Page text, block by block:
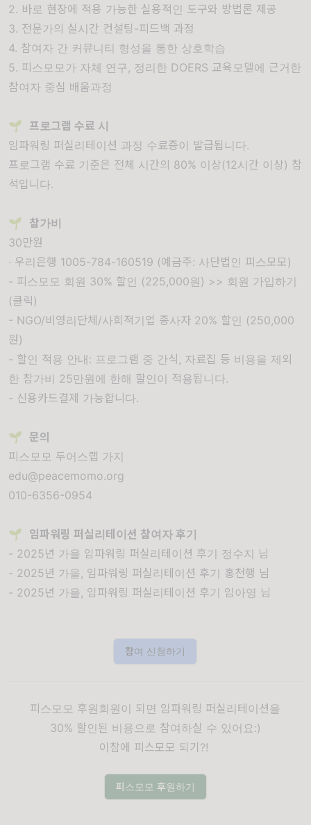
2. 바로 현장에 적용 가능한 실용적인 도구와 방법론 제공
3. 전문가의 실시간 컨설팅-피드백 과정
4. 참여자 간 커뮤니티 형성을 통한 상호학습
5. 피스모모가 자체 연구, 정리한 DOERS 교육모델에 근거한
참여자 중심 배움과정
🌱 프로그램 수료 시
임파워링 퍼실리테이션 과정 수료증이 발급됩니다.
프로그램 수료 기준은 전체 시간의 80% 이상(12시간 이상) 참
석입니다.
🌱 참가비
30만원
· 우리은행 1005-784-160519 (예금주: 사단법인 피스모모)
- 피스모모 회원 30% 할인 (225,000원) >> 회원 가입하기
(클릭)
- NGO/비영리단체/사회적기업 종사자 20% 할인 (250,000
원)
- 할인 적용 안내: 프로그램 중 간식, 자료집 등 비용을 제외
한 참가비 25만원에 한해 할인이 적용됩니다.
- 신용카드결제 가능합니다.
🌱 문의
피스모모 두어스랩 가지
edu@peacemomo.org
010-6356-0954
🌱 임파워링 퍼실리테이션 참여자 후기
- 2025년 가을 임파워링 퍼실리테이션 후기 정수지 님
- 2025년 가을, 임파워링 퍼실리테이션 후기 홍천행 님
- 2025년 가을, 임파워링 퍼실리테이션 후기 임아영 님
참여 신청하기
피스모모 후원회원이 되면 임파워링 퍼실리테이션을
30% 할인된 비용으로 참여하실 수 있어요:)
이참에 피스모모 되기?!
피스모모 후원하기